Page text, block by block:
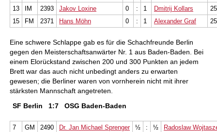
13
IM 2393 Jakov Loxine 0 : 1 Dmitrij Kollars
15
FM 2371 Hans Möhn 0 : 1 Alexander Graf
Eine schwere Schlappe gab es für die Schachfreunde Berlin
gegen den Meisterschaftsanwärter Nr. 1 aus Baden-Baden. Bei
einem Elorückstand zwischen 200 und 300 Punkten an jedem
Brett war das auch nicht unbedingt anders zu erwarten
gewesen; die Berliner waren von vornherein nicht mit ihrer
stärksten Mannschaft angetreten.
SF Berlin
1:7 OSG Baden-Baden
7 GM 2490 Dr. Jan Michael Sprenger ½ : ½ Radoslaw